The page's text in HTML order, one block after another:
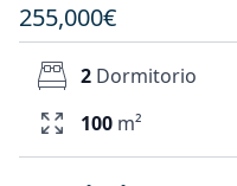
255,000€
2 Dormitorio
100 m²